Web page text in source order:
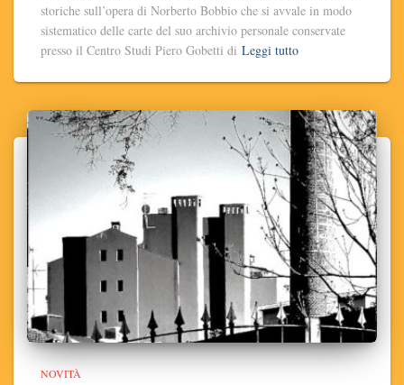
storiche sull’opera di Norberto Bobbio che si avvale in modo
sistematico delle carte del suo archivio personale conservate
presso il Centro Studi Piero Gobetti di Leggi tutto
NOVITÀ